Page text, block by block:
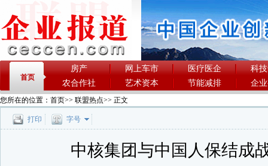
首页
房产 网上车市 医疗医企
科
农合作社
艺术资本 节能减排 企
您所在的位置： 首页>> 联盟热点>> 正文
打印 字号
中核集团与中国人保结成